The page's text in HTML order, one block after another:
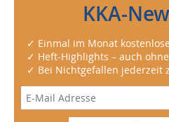
KKA-
✓ Einmal im Monat
✓ Heft-Highlights – auch
✓ Bei Nichtgefallen jederzeit